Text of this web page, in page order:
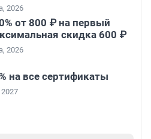
2026
от 800 ₽ на первый
скидка 600 ₽
2026
на все сертификаты